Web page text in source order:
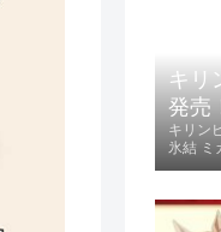
キリ
発売
キリン
氷結 ミ
ます。